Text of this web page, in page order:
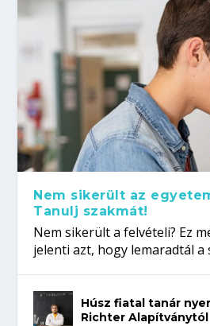
Nem sikerült az
Tanulj szakmát!
Nem sikerült a felvételi? Ez
jelenti azt, hogy lemaradtál a
Húsz fiatal tanár
Richter Alapítványtól